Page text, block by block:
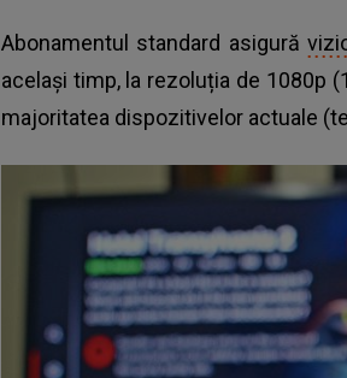
Abonamentul standard asigură
același timp, la rezoluția de 1080p
majoritatea dispozitivelor actuale